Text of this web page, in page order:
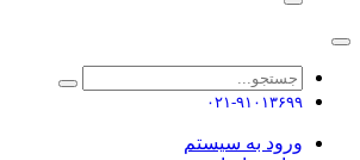
۰۲۱-۹۱۰۱۳۶۹۹
ورود به سیستم